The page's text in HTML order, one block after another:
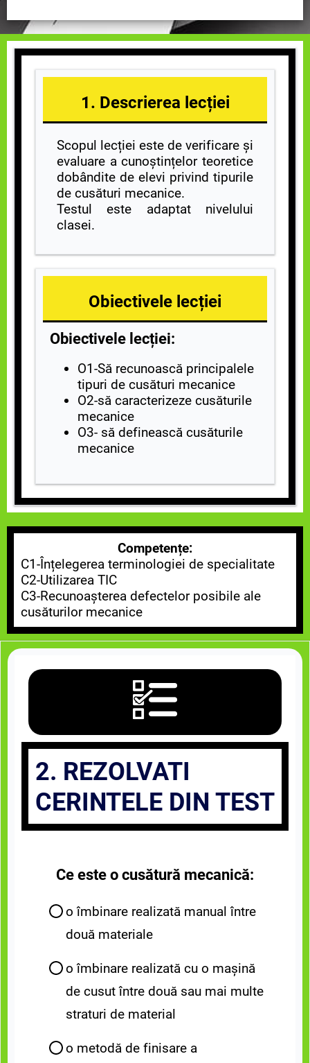
1. Descrierea lecției
Scopul lecției este de verificare și
evaluare a cunoștințelor teoretice
dobândite de elevi privind tipurile
de cusături mecanice.
Testul este adaptat nivelului
clasei.
Obiectivele lecției
Obiectivele lecției:
O1-Să recunoască principalele
tipuri de cusături mecanice
O2-să caracterizeze cusăturile
mecanice
O3- să definească cusăturile
mecanice
Competențe:
C1-Înțelegerea terminologiei de specialitate
C2-Utilizarea TIC
C3-Recunoașterea defectelor posibile ale
cusăturilor mecanice
2. REZOLVATI
CERINTELE DIN TEST
Ce este o cusătură mecanică:
o îmbinare realizată manual între
două materiale
o îmbinare realizată cu o mașină
de cusut între două sau mai multe
straturi de material
o metodă de finisare a